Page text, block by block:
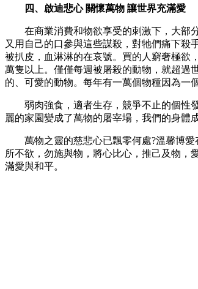
四、啟迪悲心 關懷萬物 讓世界充滿愛
在商業消費和物欲享受的刺激下，大部分
又用自己的口參與這些謀殺，對牠們痛下
被扒皮，血淋淋的在哀號。買的人窮奢極欲
萬隻以上。僅僅每週被屠殺的動物，就超過
的、可愛的動物。每年有一萬個物種因為一
弱肉強食，適者生存，競爭不止的個性發
麗的家園變成了萬物的屠宰場，我們的身體
萬物之靈的慈悲心已飄零何處?溫馨博愛
所不欲，勿施與物，將心比心，推己及物，
滿愛與和平。